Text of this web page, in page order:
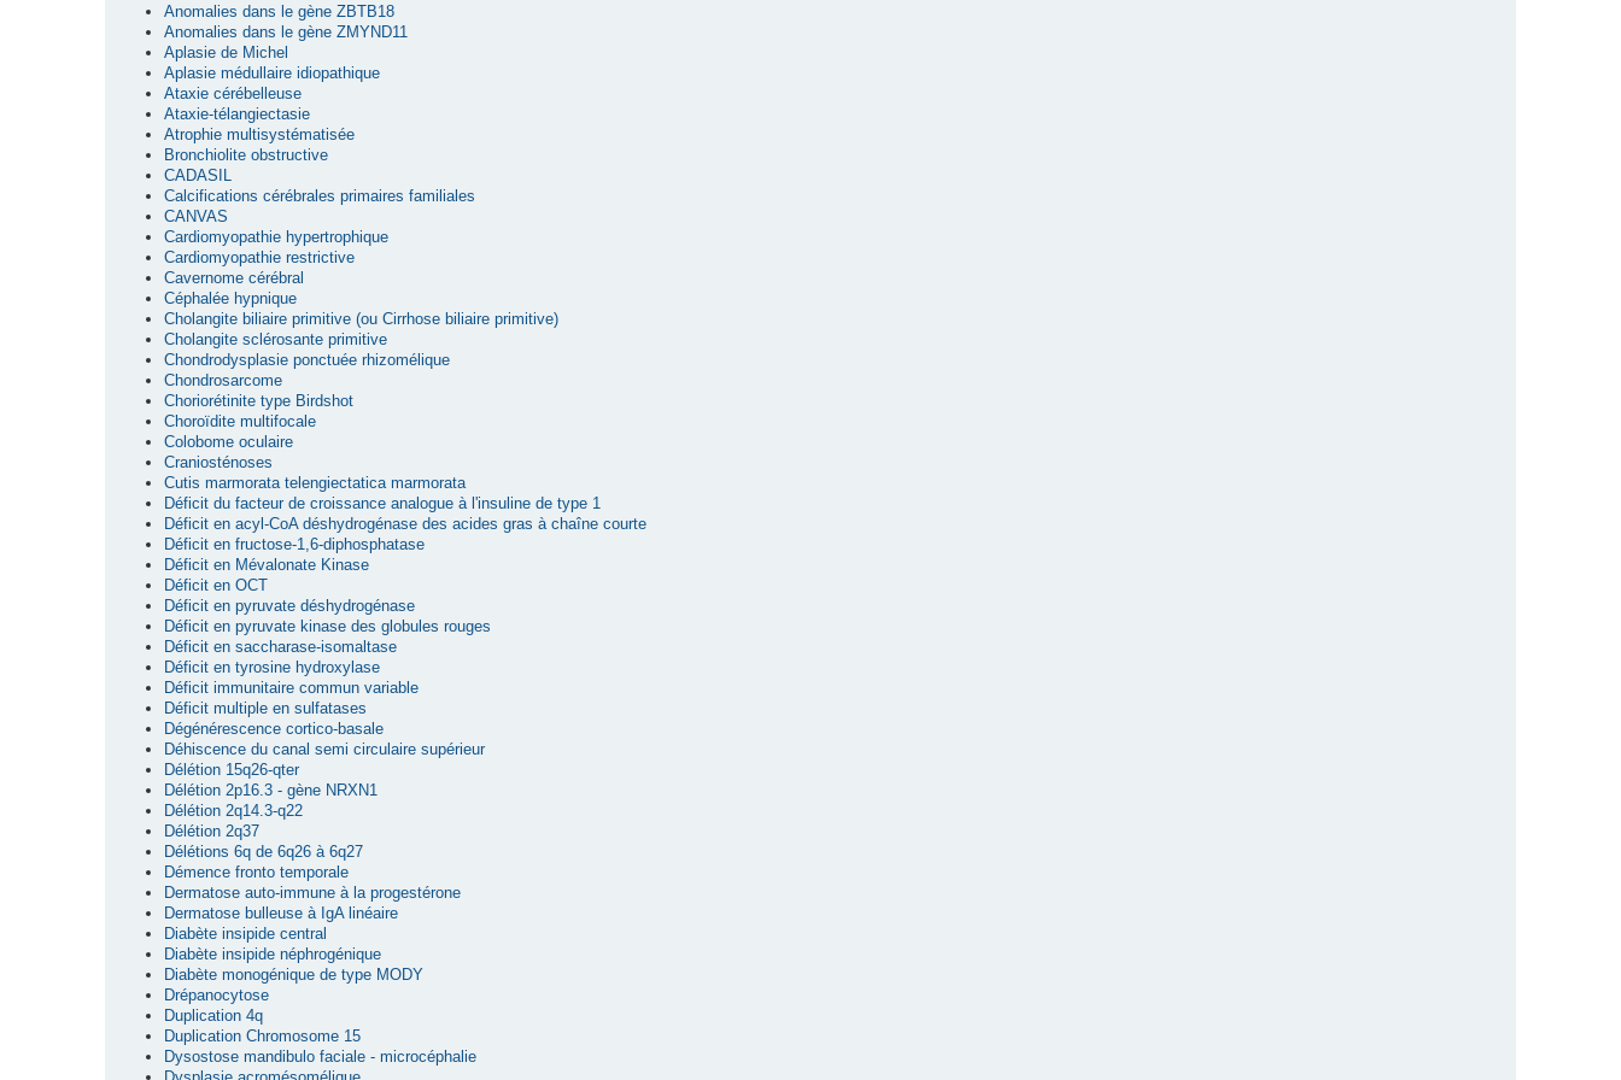
Anomalies dans le gène ZBTB18
Anomalies dans le gène ZMYND11
Aplasie de Michel
Aplasie médullaire idiopathique
Ataxie cérébelleuse
Ataxie-télangiectasie
Atrophie multisystématisée
Bronchiolite obstructive
CADASIL
Calcifications cérébrales primaires familiales
CANVAS
Cardiomyopathie hypertrophique
Cardiomyopathie restrictive
Cavernome cérébral
Céphalée hypnique
Cholangite biliaire primitive (ou Cirrhose biliaire primitive)
Cholangite sclérosante primitive
Chondrodysplasie ponctuée rhizomélique
Chondrosarcome
Choriorétinite type Birdshot
Choroïdite multifocale
Colobome oculaire
Craniosténoses
Cutis marmorata telengiectatica marmorata
Déficit du facteur de croissance analogue à l'insuline de type 1
Déficit en acyl-CoA déshydrogénase des acides gras à chaîne courte
Déficit en fructose-1,6-diphosphatase
Déficit en Mévalonate Kinase
Déficit en OCT
Déficit en pyruvate déshydrogénase
Déficit en pyruvate kinase des globules rouges
Déficit en saccharase-isomaltase
Déficit en tyrosine hydroxylase
Déficit immunitaire commun variable
Déficit multiple en sulfatases
Dégénérescence cortico-basale
Déhiscence du canal semi circulaire supérieur
Délétion 15q26-qter
Délétion 2p16.3 - gène NRXN1
Délétion 2q14.3-q22
Délétion 2q37
Délétions 6q de 6q26 à 6q27
Démence fronto temporale
Dermatose auto-immune à la progestérone
Dermatose bulleuse à IgA linéaire
Diabète insipide central
Diabète insipide néphrogénique
Diabète monogénique de type MODY
Drépanocytose
Duplication 4q
Duplication Chromosome 15
Dysostose mandibulo faciale - microcéphalie